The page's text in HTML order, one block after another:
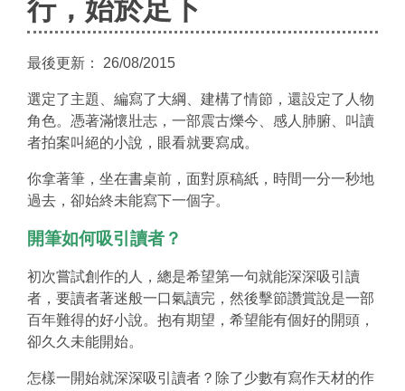
行，始於足下
最後更新： 26/08/2015
選定了主題、編寫了大綱、建構了情節，還設定了人物
角色。憑著滿懷壯志，一部震古爍今、感人肺腑、叫讀
者拍案叫絕的小說，眼看就要寫成。
你拿著筆，坐在書桌前，面對原稿紙，時間一分一秒地
過去，卻始終未能寫下一個字。
開筆如何吸引讀者？
初次嘗試創作的人，總是希望第一句就能深深吸引讀
者，要讀者著迷般一口氣讀完，然後擊節讚賞說是一部
百年難得的好小說。抱有期望，希望能有個好的開頭，
卻久久未能開始。
怎樣一開始就深深吸引讀者？除了少數有寫作天材的作